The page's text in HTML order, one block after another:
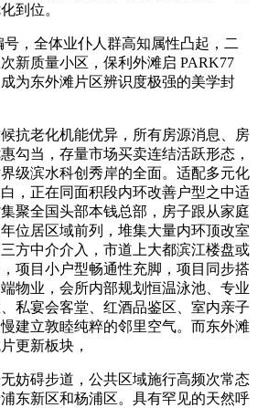
到位。
，全体业仆人群高知属性凸起，二
新质量小区，保利外滩启 PARK77
为东外滩片区辨识度极强的美学封
老化机能优异，所有房源消息、房
勾当，存量市场买卖连结活跃形态，
级滨水科创秀岸的全面。适配多元化
，正在同面积段内环改善户型之中适
聚全国头部本钱总部，房子跟从家庭
位居区域前列，堆集大量内环顶改室
方中介介入，市道上大都滨江楼盘或
项目小户型畅通性充脚，项目同步搭
物业，会所内部规划恒温泳池、专业
私宴会客堂、红酒品鉴区、室内亲子
建立敦睦纯粹的邻里空气。而东外滩
更新板块，
碍步道，公共区域施行高频次常态
东新区和杨浦区。具有罕见的天然呼